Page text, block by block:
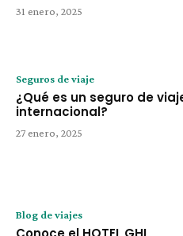
31 enero, 2025
Seguros de viaje
¿Qué es un seguro de
internacional?
27 enero, 2025
Blog de viajes